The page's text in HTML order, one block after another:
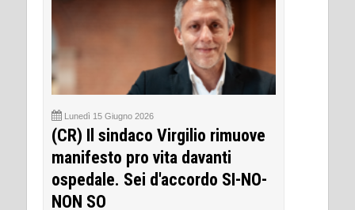
Lunedì 15 Giugno 2026
(CR) Il sindaco Virgilio rimuove
manifesto pro vita davanti
ospedale. Sei d'accordo SI-NO-
NON SO